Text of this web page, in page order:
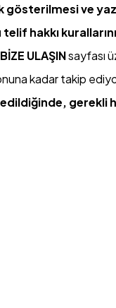
gösterilmesi ve
telif hakkı
BİZE ULAŞINsayfası
kadar takip
gerekli